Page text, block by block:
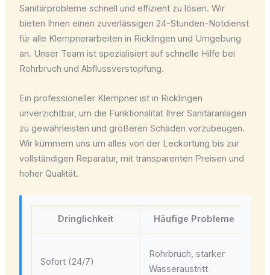
Sanitärprobleme schnell und effizient zu lösen. Wir
bieten Ihnen einen zuverlässigen 24-Stunden-Notdienst
für alle Klempnerarbeiten in Ricklingen und Umgebung
an. Unser Team ist spezialisiert auf schnelle Hilfe bei
Rohrbruch und Abflussverstopfung.
Ein professioneller Klempner ist in Ricklingen
unverzichtbar, um die Funktionalität Ihrer Sanitäranlagen
zu gewährleisten und größeren Schäden vorzubeugen.
Wir kümmern uns um alles von der Leckortung bis zur
vollständigen Reparatur, mit transparenten Preisen und
hoher Qualität.
Dringlichkeit Häufige Probleme
Sofort (24/7)
Rohrbruch, starker
Wasseraustritt